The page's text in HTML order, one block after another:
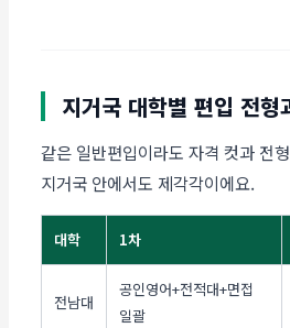
지거국 대학별 편입 전형
같은 일반편입이라도 자격 컷과 전
지거국 안에서도 제각각이에요.
대학 1차
전남대
공인영어+전적대+면접
일괄